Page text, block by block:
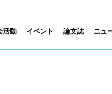
活動 イベント 論文誌 ニュ